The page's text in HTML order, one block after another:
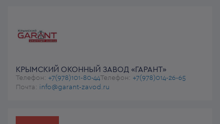
КРЫМСКИЙ ОКОННЫЙ ЗАВОД «ГАРАНТ»
Телефон: +7(978)101-80-44 Телефон: +7(978)014-26-65
Почта: info@garant-zavod.ru